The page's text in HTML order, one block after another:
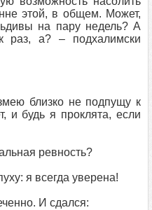
этой, в общем. Может,
на пару недель? А
раз, а? – подхалимски
близко не подпущу к
и будь я проклята, если
ревность?
я всегда уверена!
И сдался: